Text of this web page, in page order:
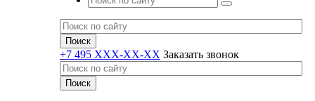
+7 495 XXX-XX-XX Заказать звонок